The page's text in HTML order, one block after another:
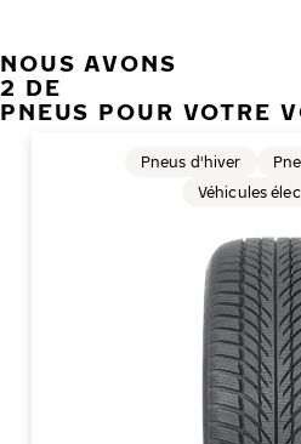
NOUS AVONS
2 DE
PNEUS POUR VOTRE
Pneus d'hiver
Véhicules